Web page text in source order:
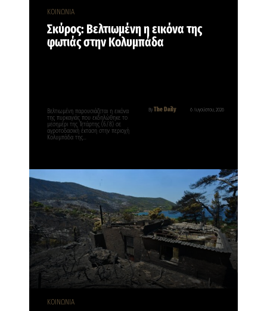
ΚΟΙΝΩΝΙΑ
Σκύρος: Βελτιωμένη η εικόνα της
φωτιάς στην Κολυμπάδα
By The Daily 6 Αυγούστου, 2026
Βελτιωμένη παρουσιάζεται η εικόνα
της πυρκαγιάς που εκδηλώθηκε το
μεσημέρι της Τετάρτης (6/8) σε
αγροτοδασική έκταση στην περιοχή
Κολυμπάδα της…
ΚΟΙΝΩΝΙΑ